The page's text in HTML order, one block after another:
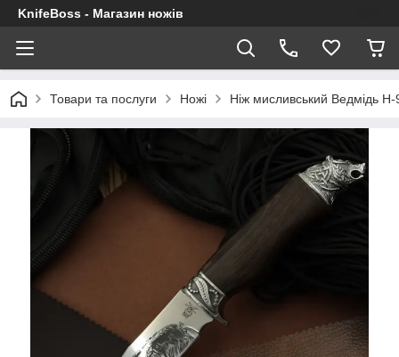
KnifeBoss - Магазин ножів
Товари та послуги Ножі Ніж мисливський Ведмідь H-